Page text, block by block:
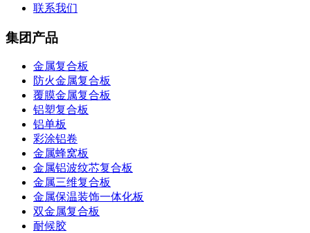
联系我们
集团产品
金属复合板
防火金属复合板
覆膜金属复合板
铝塑复合板
铝单板
彩涂铝卷
金属蜂窝板
金属铝波纹芯复合板
金属三维复合板
金属保温装饰一体化板
双金属复合板
耐候胶